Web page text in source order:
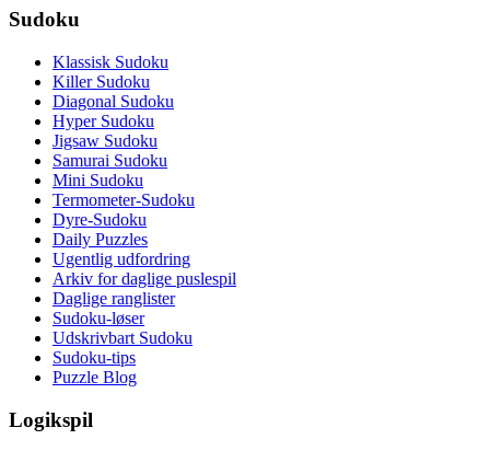
Sudoku
Klassisk Sudoku
Killer Sudoku
Diagonal Sudoku
Hyper Sudoku
Jigsaw Sudoku
Samurai Sudoku
Mini Sudoku
Termometer-Sudoku
Dyre-Sudoku
Daily Puzzles
Ugentlig udfordring
Arkiv for daglige puslespil
Daglige ranglister
Sudoku-løser
Udskrivbart Sudoku
Sudoku-tips
Puzzle Blog
Logikspil